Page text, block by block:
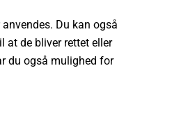
Du kan også
at de bliver rettet eller
du også mulighed for